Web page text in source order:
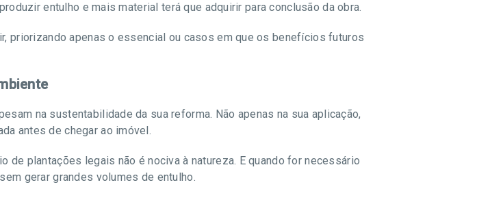
entulho e mais material terá que adquirir para conclusão da obra.
priorizando apenas o essencial ou casos em que os benefícios futuros
na sustentabilidade da sua reforma. Não apenas na sua aplicação,
antes de chegar ao imóvel.
plantações legais não é nociva à natureza. E quando for necessário
gerar grandes volumes de entulho.